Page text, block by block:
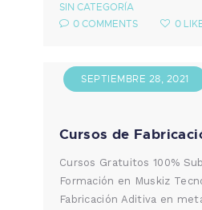
SIN CATEGORÍA
0 COMMENTS 0
SEPTIEMBRE 28, 2021
Cursos de
Cursos Gratuitos 100%
Formación en Muskiz
Fabricación Aditiva en